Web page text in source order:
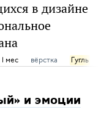
в дизайне
1 мес вёрстка Гугль
и эмоции